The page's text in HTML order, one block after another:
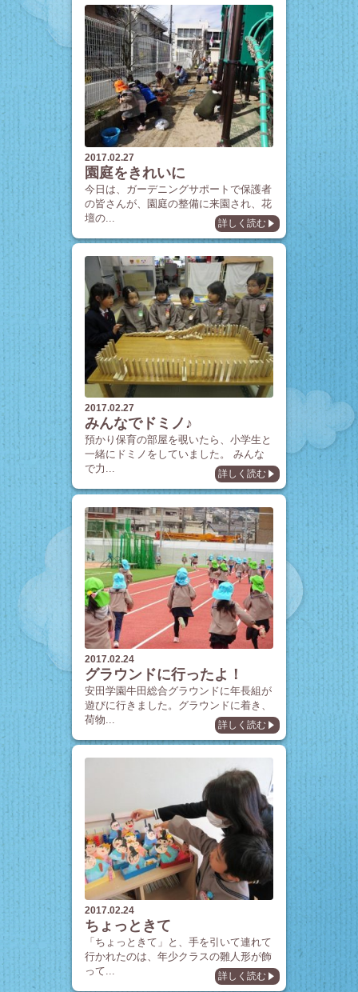
2017.02.27
園庭をきれいに
今日は、ガーデニングサポートで保護者
の皆さんが、園庭の整備に来園され、花
壇の...
詳しく読む
2017.02.27
みんなでドミノ♪
預かり保育の部屋を覗いたら、小学生と
一緒にドミノをしていました。 みんな
で力...
詳しく読む
2017.02.24
グラウンドに行ったよ！
安田学園牛田総合グラウンドに年長組が
遊びに行きました。グラウンドに着き、
荷物...
詳しく読む
2017.02.24
ちょっときて
「ちょっときて」と、手を引いて連れて
行かれたのは、年少クラスの雛人形が飾
って...
詳しく読む